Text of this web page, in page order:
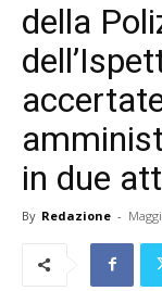
della
in due
By Redazione -